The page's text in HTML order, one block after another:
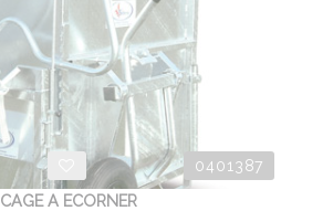
0401387
CAGE A ECORNER